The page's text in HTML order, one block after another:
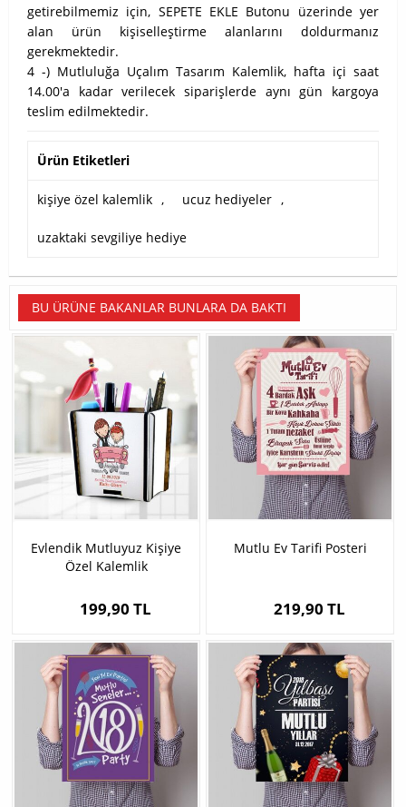
getirebilmemiz için, SEPETE EKLE Butonu üzerinde yer
alan ürün kişiselleştirme alanlarını doldurmanız
gerekmektedir.
4 -) Mutluluğa Uçalım Tasarım Kalemlik, hafta içi saat
14.00'a kadar verilecek siparişlerde aynı gün kargoya
teslim edilmektedir.
Ürün Etiketleri
kişiye özel kalemlik , ucuz hediyeler ,
uzaktaki sevgiliye hediye
BU ÜRÜNE BAKANLAR BUNLARA DA BAKTI
Evlendik Mutluyuz Kişiye
Özel Kalemlik
199,90 TL
Mutlu Ev Tarifi Posteri
219,90 TL